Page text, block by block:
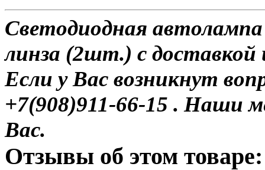
Светодиодная
линза (2шт.) с доставкой
Если у Вас возникнут
+7(908)911-66-15 . Наши
Вас.
Отзывы об этом товаре: